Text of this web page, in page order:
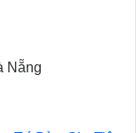
Nẵng